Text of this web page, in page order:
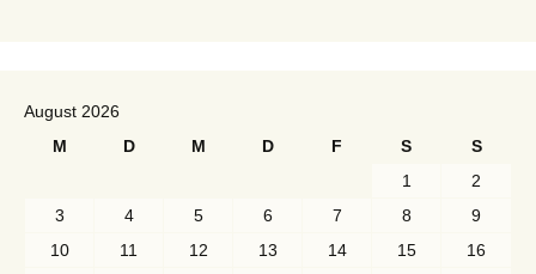
August 2026
M
D M D F S
S
1
2
3
4 5 6 7 8
9
10
11 12 13 14 15
16